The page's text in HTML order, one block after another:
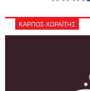
ΚΑΡΠΟΣ-ΧΩΡΑΪΤΗΣ